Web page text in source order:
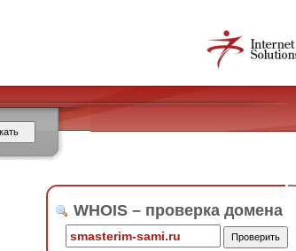
WHOIS – проверка домена